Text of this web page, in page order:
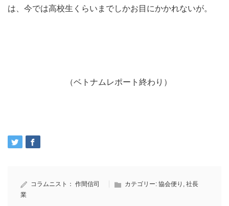
は、今では高校生くらいまでしかお目にかかれないが。
（ベトナムレポート終わり）
コラムニスト： 作間信司 カテゴリー: 協会便り , 社長
業